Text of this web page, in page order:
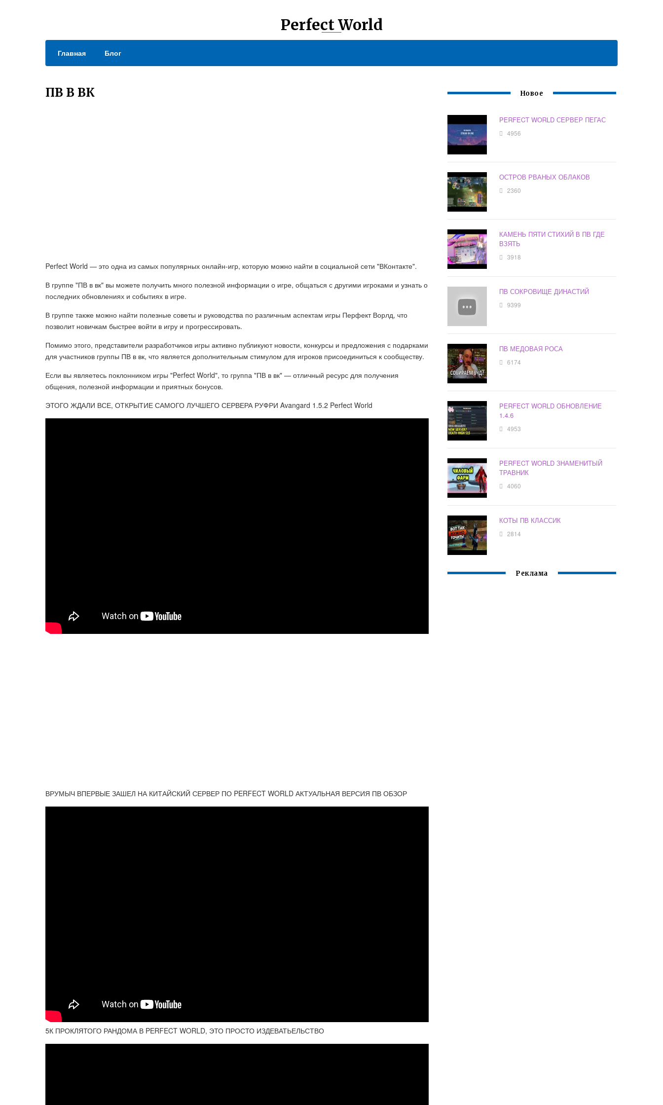
Perfect World
Главная Блог
ПВ В ВК
Perfect World — это одна из самых популярных онлайн-игр, которую можно найти в социальной сети "ВКонтакте".
В группе "ПВ в вк" вы можете получить много полезной информации о игре, общаться с другими игроками и узнать о
последних обновлениях и событиях в игре.
В группе также можно найти полезные советы и руководства по различным аспектам игры Перфект Ворлд, что
позволит новичкам быстрее войти в игру и прогрессировать.
Помимо этого, представители разработчиков игры активно публикуют новости, конкурсы и предложения с подарками
для участников группы ПВ в вк, что является дополнительным стимулом для игроков присоединиться к сообществу.
Если вы являетесь поклонником игры "Perfect World", то группа "ПВ в вк" — отличный ресурс для получения
общения, полезной информации и приятных бонусов.
ЭТОГО ЖДАЛИ ВСЕ, ОТКРЫТИЕ САМОГО ЛУЧШЕГО СЕРВЕРА РУФРИ Avangard 1.5.2 Perfect World
ВРУМЫЧ ВПЕРВЫЕ ЗАШЕЛ НА КИТАЙСКИЙ СЕРВЕР ПО PERFECT WORLD АКТУАЛЬНАЯ ВЕРСИЯ ПВ ОБЗОР
5К ПРОКЛЯТОГО РАНДОМА В PERFECT WORLD, ЭТО ПРОСТО ИЗДЕВАТЬЕЛЬСТВО
Новое
PERFECT WORLD СЕРВЕР ПЕГАС
4956
ОСТРОВ РВАНЫХ ОБЛАКОВ
2360
КАМЕНЬ ПЯТИ СТИХИЙ В ПВ ГДЕ
ВЗЯТЬ
3918
ПВ СОКРОВИЩЕ ДИНАСТИЙ
9399
ПВ МЕДОВАЯ РОСА
6174
PERFECT WORLD ОБНОВЛЕНИЕ
1.4.6
4953
PERFECT WORLD ЗНАМЕНИТЫЙ
ТРАВНИК
4060
КОТЫ ПВ КЛАССИК
2814
Реклама